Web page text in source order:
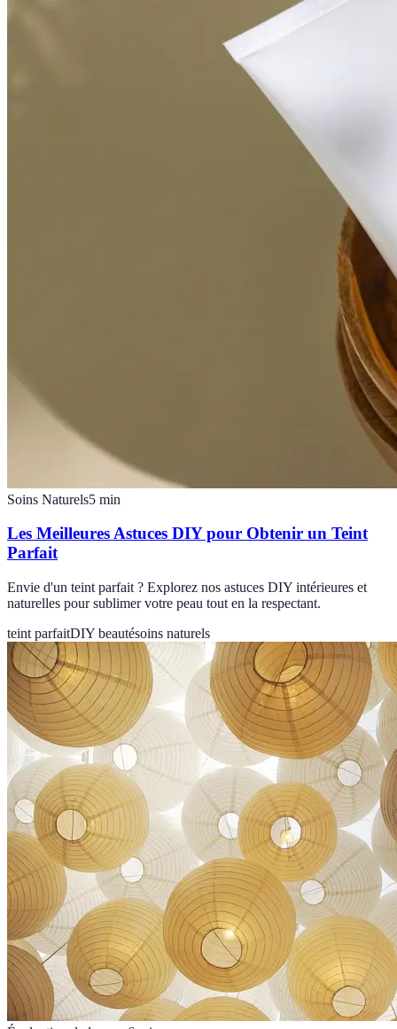
Soins Naturels5 min
Les Meilleures Astuces DIY pour Obtenir un Teint
Parfait
Envie d'un teint parfait ? Explorez nos astuces DIY intérieures et
naturelles pour sublimer votre peau tout en la respectant.
teint parfaitDIY beautésoins naturels